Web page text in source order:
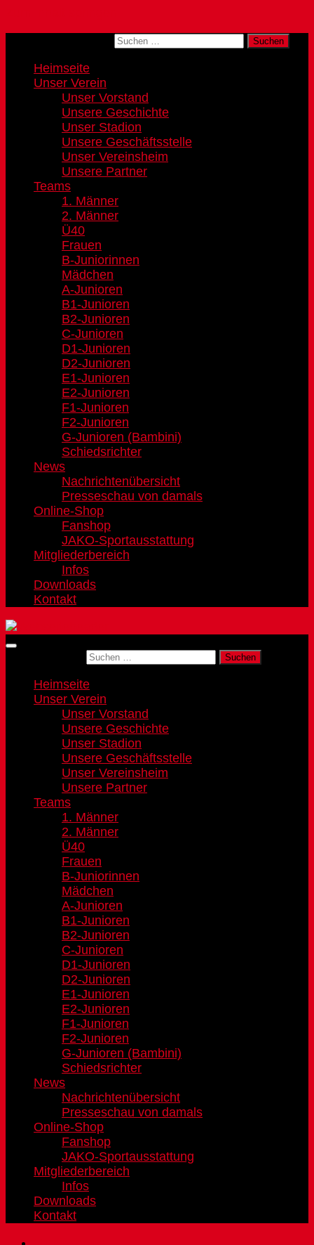
Heimseite
Unser Verein
Unser Vorstand
Unsere Geschichte
Unser Stadion
Unsere Geschäftsstelle
Unser Vereinsheim
Unsere Partner
Teams
1. Männer
2. Männer
Ü40
Frauen
B-Juniorinnen
Mädchen
A-Junioren
B1-Junioren
B2-Junioren
C-Junioren
D1-Junioren
D2-Junioren
E1-Junioren
E2-Junioren
F1-Junioren
F2-Junioren
G-Junioren (Bambini)
Schiedsrichter
News
Nachrichtenübersicht
Presseschau von damals
Online-Shop
Fanshop
JAKO-Sportausstattung
Mitgliederbereich
Infos
Downloads
Kontakt
Heimseite
Unser Verein
Unser Vorstand
Unsere Geschichte
Unser Stadion
Unsere Geschäftsstelle
Unser Vereinsheim
Unsere Partner
Teams
1. Männer
2. Männer
Ü40
Frauen
B-Juniorinnen
Mädchen
A-Junioren
B1-Junioren
B2-Junioren
C-Junioren
D1-Junioren
D2-Junioren
E1-Junioren
E2-Junioren
F1-Junioren
F2-Junioren
G-Junioren (Bambini)
Schiedsrichter
News
Nachrichtenübersicht
Presseschau von damals
Online-Shop
Fanshop
JAKO-Sportausstattung
Mitgliederbereich
Infos
Downloads
Kontakt